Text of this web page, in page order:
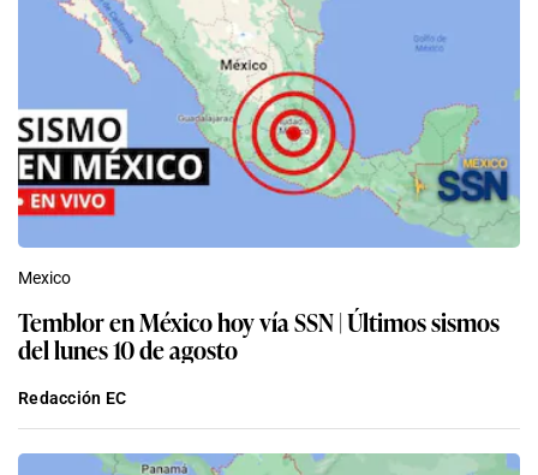
Mexico
Temblor en México hoy vía SSN | Últimos sismos
del lunes 10 de agosto
Redacción EC